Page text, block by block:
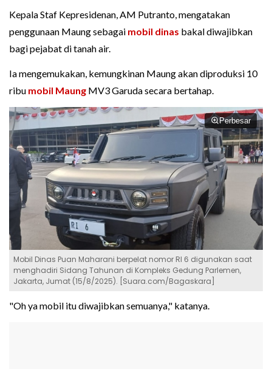
Kepala Staf Kepresidenan, AM Putranto, mengatakan
penggunaan Maung sebagai mobil dinas bakal diwajibkan
bagi pejabat di tanah air.
Ia mengemukakan, kemungkinan Maung akan diproduksi 10
ribu mobil Maung MV3 Garuda secara bertahap.
Perbesar
Mobil Dinas Puan Maharani berpelat nomor RI 6 digunakan saat
menghadiri Sidang Tahunan di Kompleks Gedung Parlemen,
Jakarta, Jumat (15/8/2025). [Suara.com/Bagaskara]
"Oh ya mobil itu diwajibkan semuanya," katanya.